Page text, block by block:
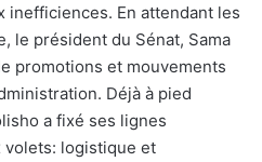
inefficiences. En attendant les
le président du Sénat, Sama
promotions et mouvements
Déjà à pied
a fixé ses lignes
logistique et